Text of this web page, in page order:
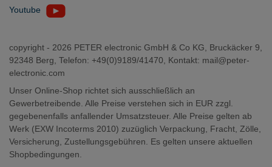
Youtube
copyright - 2026 PETER electronic GmbH & Co KG, Bruckäcker 9,
92348 Berg, Telefon: +49(0)9189/41470, Kontakt: mail@peter-
electronic.com
Unser Online-Shop richtet sich ausschließlich an
Gewerbetreibende. Alle Preise verstehen sich in EUR zzgl.
gegebenenfalls anfallender Umsatzsteuer. Alle Preise gelten ab
Werk (EXW Incoterms 2010) zuzüglich Verpackung, Fracht, Zölle,
Versicherung, Zustellungsgebühren. Es gelten unsere aktuellen
Shopbedingungen.